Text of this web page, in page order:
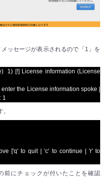
ッセージが表示されるので「1」を
1) [!] License information (License
the License information spoke |
1
['q' to quit | 'c' to continue |
'r' to
前にチェックが付いたことを確認